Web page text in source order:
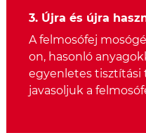
3. Újra és újra
A felmosófej
on, hasonló
egyenletes
javasoljuk a